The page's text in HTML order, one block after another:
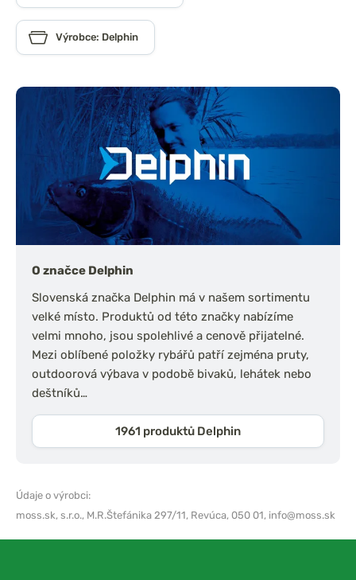
Výrobce: Delphin
O značce Delphin
Slovenská značka Delphin má v našem sortimentu
velké místo. Produktů od této značky nabízíme
velmi mnoho, jsou spolehlivé a cenově přijatelné.
Mezi oblíbené položky rybářů patří zejména pruty,
outdoorová výbava v podobě bivaků, lehátek nebo
deštníků…
1961 produktů Delphin
Údaje o výrobci:
moss.sk, s.r.o., M.R.Štefánika 297/11, Revúca, 050 01, info@moss.sk